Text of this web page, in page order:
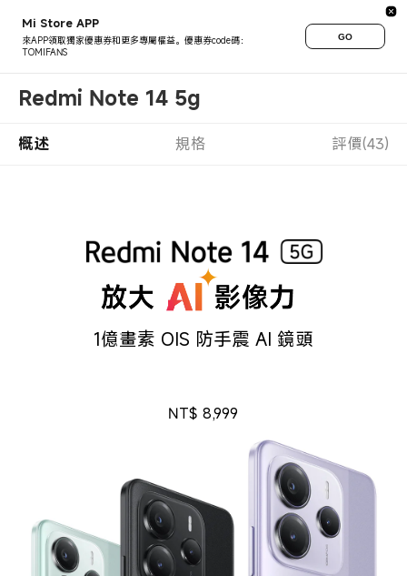
Mi Store APP
來APP領取獨家優惠券和更多專屬權益。優惠券code碼：
TOMIFANS
GO
Redmi Note 14 5g
概述 規格 評價(43)
1億畫素 OIS 防手震 AI 鏡頭
NT$ 8,999